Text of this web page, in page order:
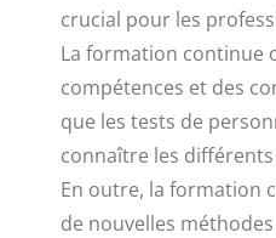
crucial pour les
La formation continue
compétences et des
que les tests de
connaître les
En outre, la formation
de nouvelles